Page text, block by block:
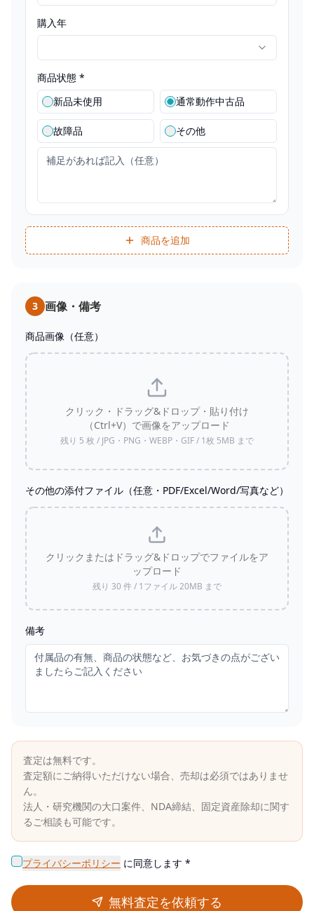
購入年
商品状態 *
新品未使用
通常動作中古品
故障品 その他
商品を追加
3 画像・備考
商品画像（任意）
クリック・ドラッグ&ドロップ・貼り付け
（Ctrl+V）で画像をアップロード
残り 5 枚 / JPG・PNG・WEBP・GIF / 1枚 5MB まで
その他の添付ファイル（任意・PDF/Excel/Word/写真など）
クリックまたはドラッグ&ドロップでファイルをア
ップロード
残り 30件 / 1ファイル20MB まで
備考
査定は無料です。
査定額にご納得いただけない場合、売却は必須ではありませ
ん。
法人・研究機関の大口案件、NDA締結、固定資産除却に関す
るご相談も可能です。
プライバシーポリシー に同意します *
無料査定を依頼する